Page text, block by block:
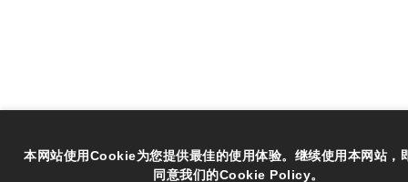
本网站使用Cookie为您提供最佳的使用体验。继续使用本网站，
同意我们的Cookie Policy。